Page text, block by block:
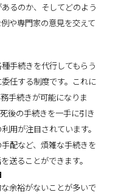
るのか、そしてどのよう
や専門家の意見を交えて
手続きを代行してもらう
任する制度です。これに
手続きが可能になりま
後の手続きを一手に引き
用が注目されています。
配など、煩雑な手続きを
送ることができます。
余裕がないことが多いで